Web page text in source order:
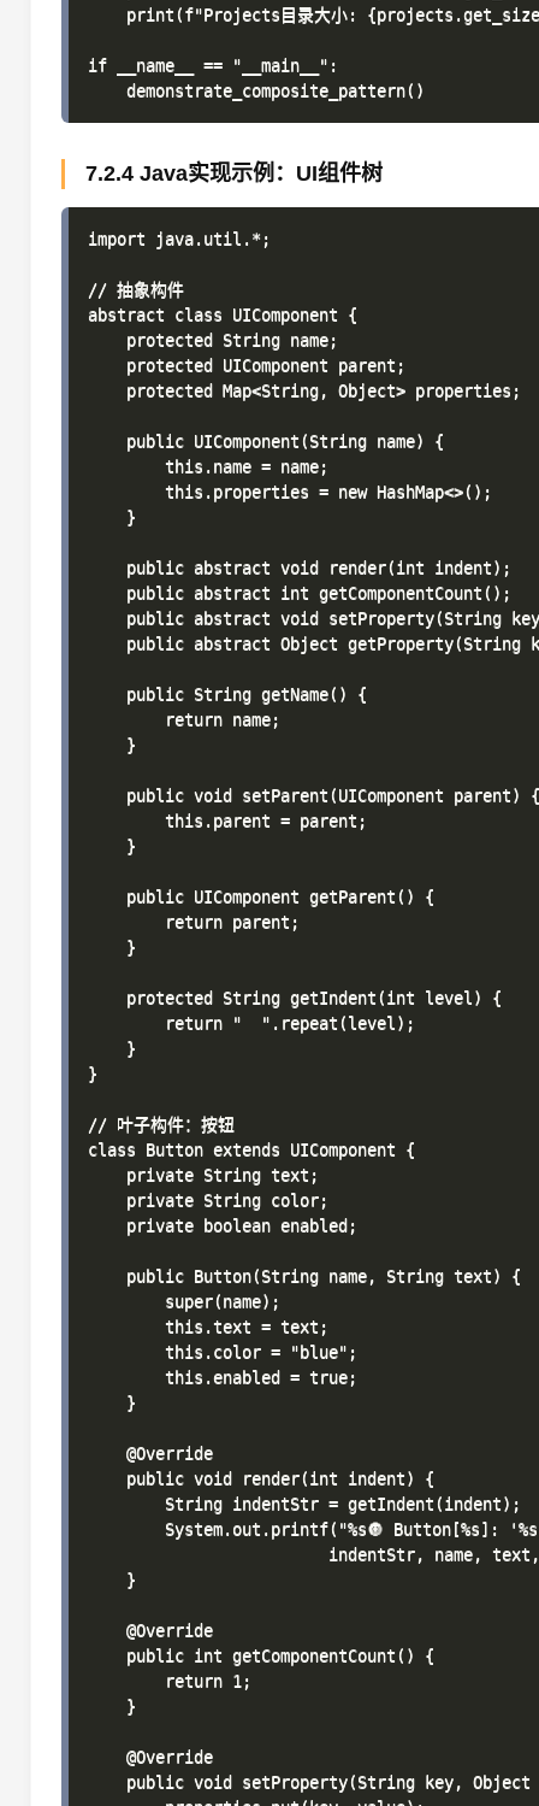
print(f"Projects目录大小:
if __name__ == "__main__":
7.2.4 Java实现示例：UI组件树
import java.util.*;
// 抽象构件
abstract class UIComponent {
    protected String name;
    protected UIComponent parent;
    protected Map<String, Object> properties;
    public UIComponent(String name) {
        this.name = name;
        this.properties = new HashMap<>();
    }
    public abstract void render(int indent);
    public abstract int getComponentCount();
public abstract void setProperty(String
public abstract Object getProperty(String
    public String getName() {
        return name;
    }
    public void setParent(UIComponent parent) {
        this.parent = parent;
    }
    public UIComponent getParent() {
        return parent;
    }
    protected String getIndent(int level) {
        return "  ".repeat(level);
    }
}
// 叶子构件：按钮
class Button extends UIComponent {
    private String text;
    private String color;
    private boolean enabled;
    public Button(String name, String text) {
        super(name);
        this.text = text;
        this.color = "blue";
        this.enabled = true;
    }
    @Override
    public void render(int indent) {
        String indentStr = getIndent(indent);
System.out.printf("%s🔘 Button[%s]:
indentStr, name,
    }
    @Override
    public int getComponentCount() {
        return 1;
    }
    @Override
public void setProperty(String key, Object